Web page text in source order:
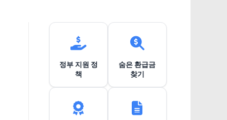
게
이
정부 지원 정
책
숨은 환급금
찾기